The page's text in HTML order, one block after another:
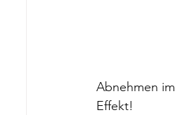
Abnehmen
Effekt!